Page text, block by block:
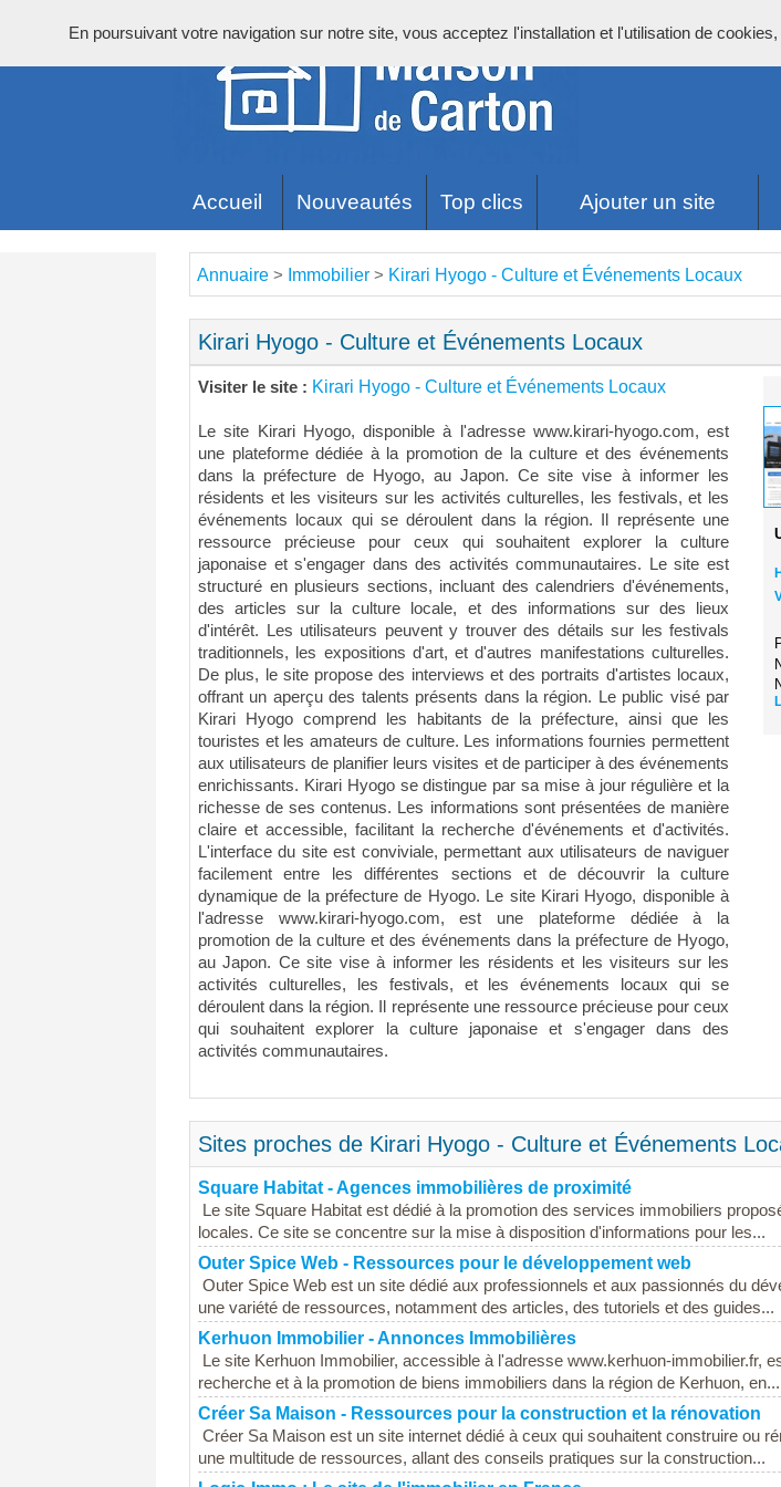
Accueil Nouveautés Top clics Ajouter un site
Annuaire > Immobilier > Kirari Hyogo - Culture et Événements Locaux
Kirari Hyogo - Culture et Événements Locaux
Visiter le site : Kirari Hyogo - Culture et Événements Locaux
Le site Kirari Hyogo, disponible à l'adresse www.kirari-hyogo.com, est
une plateforme dédiée à la promotion de la culture et des événements
dans la préfecture de Hyogo, au Japon. Ce site vise à informer les
résidents et les visiteurs sur les activités culturelles, les festivals, et les
événements locaux qui se déroulent dans la région. Il représente une
ressource précieuse pour ceux qui souhaitent explorer la culture
japonaise et s'engager dans des activités communautaires. Le site est
structuré en plusieurs sections, incluant des calendriers d'événements,
des articles sur la culture locale, et des informations sur des lieux
d'intérêt. Les utilisateurs peuvent y trouver des détails sur les festivals
traditionnels, les expositions d'art, et d'autres manifestations culturelles.
De plus, le site propose des interviews et des portraits d'artistes locaux,
offrant un aperçu des talents présents dans la région. Le public visé par
Kirari Hyogo comprend les habitants de la préfecture, ainsi que les
touristes et les amateurs de culture. Les informations fournies permettent
aux utilisateurs de planifier leurs visites et de participer à des événements
enrichissants. Kirari Hyogo se distingue par sa mise à jour régulière et la
richesse de ses contenus. Les informations sont présentées de manière
claire et accessible, facilitant la recherche d'événements et d'activités.
L'interface du site est conviviale, permettant aux utilisateurs de naviguer
facilement entre les différentes sections et de découvrir la culture
dynamique de la préfecture de Hyogo. Le site Kirari Hyogo, disponible à
l'adresse www.kirari-hyogo.com, est une plateforme dédiée à la
promotion de la culture et des événements dans la préfecture de Hyogo,
au Japon. Ce site vise à informer les résidents et les visiteurs sur les
activités culturelles, les festivals, et les événements locaux qui se
déroulent dans la région. Il représente une ressource précieuse pour ceux
qui souhaitent explorer la culture japonaise et s'engager dans des
activités communautaires.
Sites proches de Kirari Hyogo - Culture et Événements
Square Habitat - Agences immobilières de proximité
Le site Square Habitat est dédié à la promotion des services immobiliers
locales. Ce site se concentre sur la mise à disposition d'informations pour les...
Outer Spice Web - Ressources pour le développement web
Outer Spice Web est un site dédié aux professionnels et aux passionnés du
une variété de ressources, notamment des articles, des tutoriels et des guides...
Kerhuon Immobilier - Annonces Immobilières
Le site Kerhuon Immobilier, accessible à l'adresse www.kerhuon-immobilier.fr,
recherche et à la promotion de biens immobiliers dans la région de Kerhuon, en...
Créer Sa Maison - Ressources pour la construction et la rénovation
Créer Sa Maison est un site internet dédié à ceux qui souhaitent construire ou
une multitude de ressources, allant des conseils pratiques sur la construction...
En poursuivant votre navigation sur notre site, vous acceptez l'installation et l'utilisation de